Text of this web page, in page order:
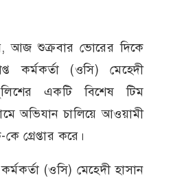
আজ শুক্রবার ভোরের দিকে
কর্মকর্তা (ওসি) মেহেদী
একটি বিশেষ টিম
অভিযান চালিয়ে আওয়ামী
গ্রেপ্তার করে।
কর্মকর্তা (ওসি) মেহেদী হাসান